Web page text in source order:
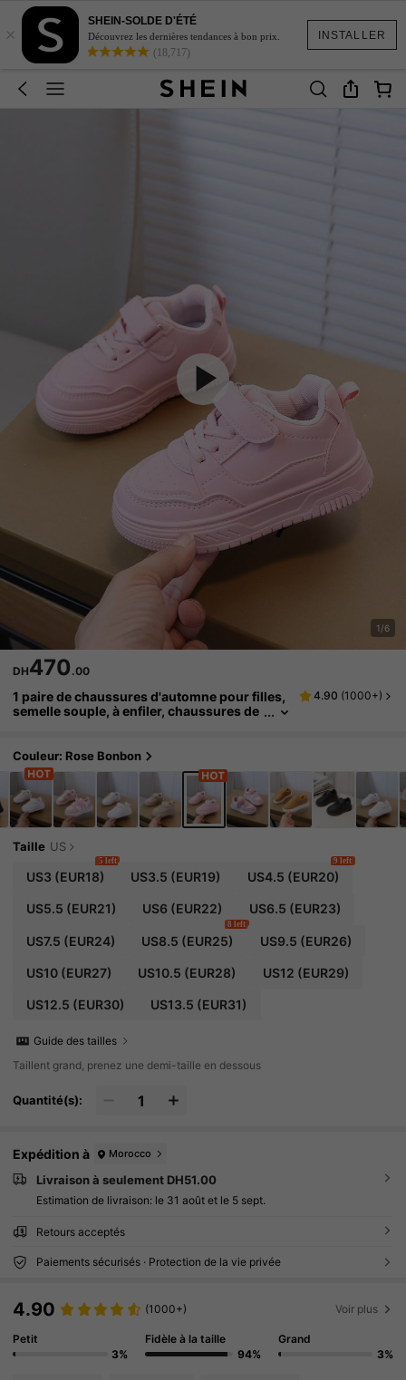
INSTALLER
×
SHEIN-SOLDE D'ÉTÉ
Découvrez les dernières tendances à bon prix.
(18,717)
1/6
DH470.00
1 paire de chaussures d'automne pour filles,
semelle souple, à enfiler, chaussures de
4.90 (1000+)
Couleur: Rose Bonbon
Taille US
US3 (EUR18)
5 left
US3.5 (EUR19) US4.5 (EUR20)
9 left
US5.5 (EUR21) US6 (EUR22) US6.5 (EUR23)
US7.5 (EUR24) US8.5 (EUR25)
8 left
US9.5 (EUR26)
US10(EUR27) US10.5 (EUR28) US12 (EUR29)
US12.5 (EUR30) US13.5 (EUR31)
Guide des tailles
Taillent grand, prenez une demi-taille en dessous
Quantité(s):
Expédition à Morocco
Livraison à seulement DH51.00
Estimation de livraison: le 31 août et le 5 sept.
Retours acceptés
Paiements sécurisés · Protection de la vie privée
4.90 (1000+) Voir plus
Petit
3%
Fidèle à la taille
94%
Grand
3%